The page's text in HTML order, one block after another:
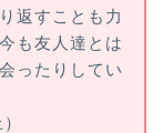
返すことも力
も友人達とは
ったりしてい